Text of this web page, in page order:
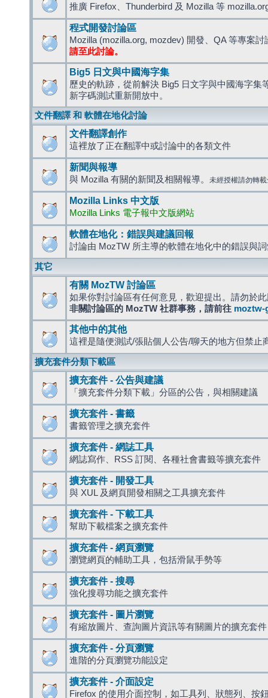
推廣 Firefox、Thunderbird 及 Mozilla 等
程式開發討論區
Mozilla (mozilla.org, mozdev) 開發、QA 等專案討
請至此討論。
Big5 日文與中國海字集
歷史的軌跡，從前解決 Big5 日文字與中國海字集
新字碼測試重新開放中。
文件翻譯 和 軟體在地化討論
文件翻譯創作
這裡放了正在翻譯中或討論中的各類文件
新聞與報導
與 Mozilla 有關的新聞及相關報導。 未經授權請勿轉
Mozilla Links 中文版
Mozilla Links 電子報中文版網站
軟體在地化：錯誤與建議回報
討論由 MozTW 所主導的軟體在地化中的錯誤與
其它
有關 MozTW 討論區
如果你對討論區有任何意見，歡迎提出。請勿於
非關討論區的 MozTW 社群事務，請前往 moztw-
其他中的其他
這裡是隨便測試/張貼個人公告/聊天的地方但禁止
擴充套件分類下載區
擴充套件 - 公告與建議
「擴充套件分類下載」分區的公告，與相關建議
擴充套件 - 書籤
書籤管理之擴充套件
擴充套件 - 網誌工具
網誌寫作、RSS 訂閱、各種社會書籤等擴充套件
擴充套件 - 開發工具
與 XUL 及網頁開發相關之工具擴充套件
擴充套件 - 下載工具
幫助下載檔案之擴充套件
擴充套件 - 網頁瀏覽
瀏覽網頁的輔助工具，包括滑鼠手勢等
擴充套件 - 搜尋
強化搜尋功能之擴充套件
擴充套件 - 圖片瀏覽
有縮放圖片、查詢圖片資訊等有關圖片的擴充套件
擴充套件 - 分頁瀏覽
進階的分頁瀏覽功能設定
擴充套件 - 介面設定
Firefox 的使用介面控制，如工具列、狀態列、按